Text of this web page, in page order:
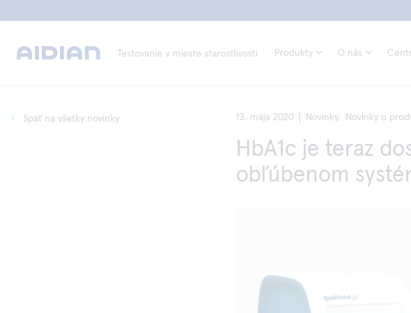
Testovanie v mieste starostlivosti Produkty O nás
Späť na všetky novinky 13. mája 2020 Novinky, Novinky o
HbA1c je teraz
obľúbenom